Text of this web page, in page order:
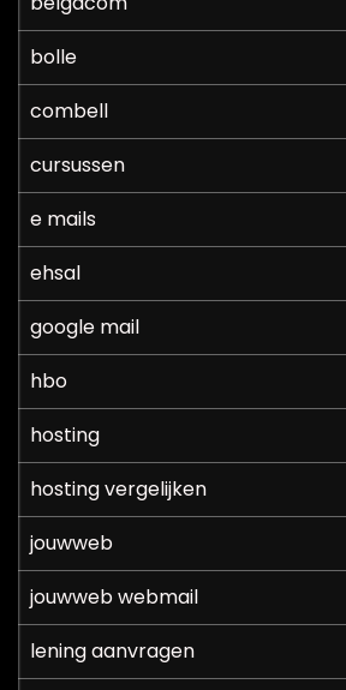
bolle
combell
cursussen
e mails
ehsal
google mail
hbo
hosting
hosting vergelijken
jouwweb
jouwweb webmail
lening aanvragen